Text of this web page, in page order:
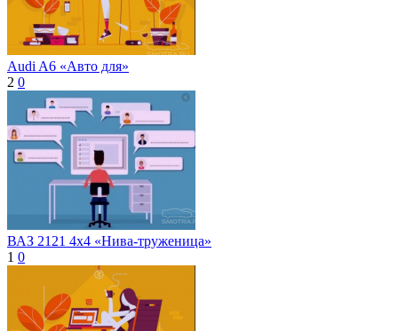
Audi A6 «Авто для»
2 0
ВАЗ 2121 4x4 «Нива-труженица»
1 0